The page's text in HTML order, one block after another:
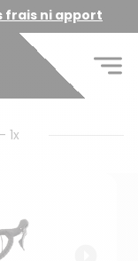
frais ni apport
1x